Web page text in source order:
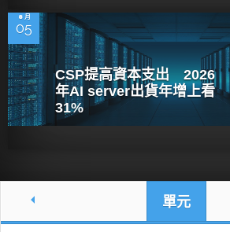
8 月
05
CSP提高資本支出 2026
年AI server出貨年增上看
31%
單元